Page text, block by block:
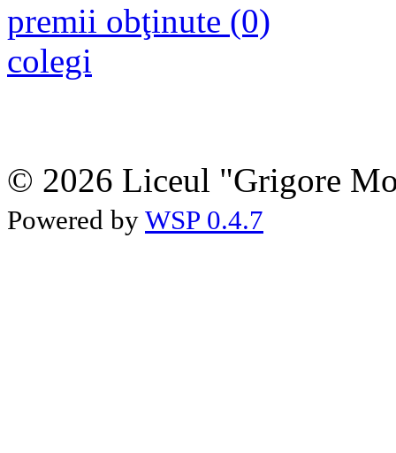
premii obţinute (0)
colegi
© 2026 Liceul "Grigore
Powered by WSP 0.4.7